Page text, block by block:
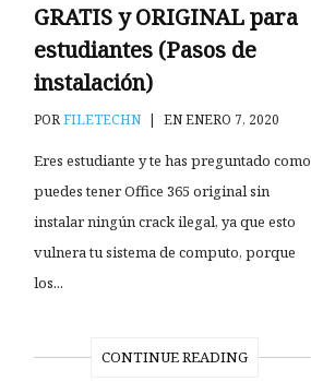
GRATIS y ORIGINAL para
estudiantes (Pasos de
instalación)
PORFILETECHN | EN ENERO 7, 2020
Eres estudiante y te has preguntado como
puedes tener Office 365 original sin
instalar ningún crack ilegal, ya que esto
vulnera tu sistema de computo, porque
los...
CONTINUE READING